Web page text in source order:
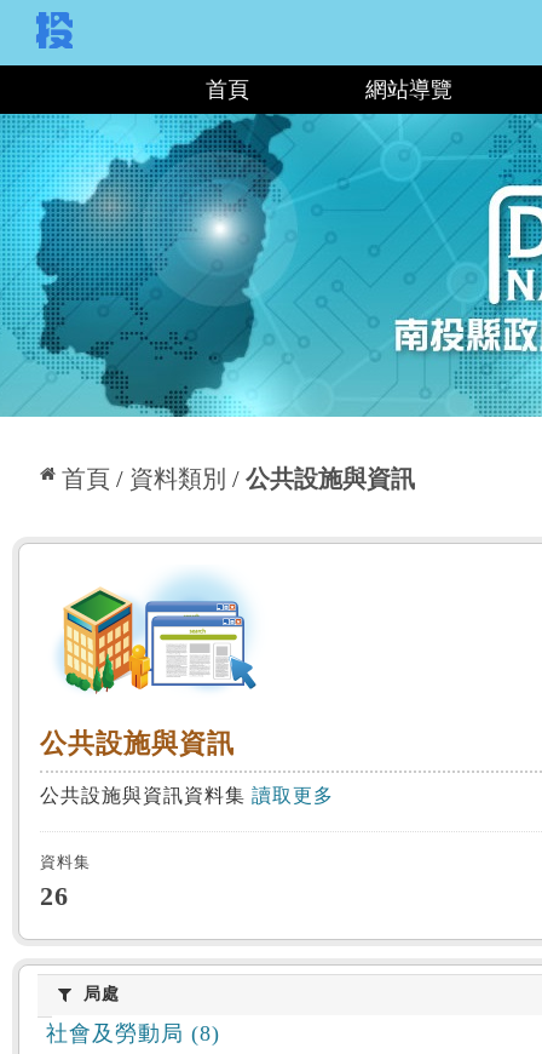
首頁 網站導覽
首頁 資料類別 公共設施與資訊
:::
公共設施與資訊
公共設施與資訊
公共設施與資訊資料集 讀取更多
資料集
26
局處局處
社會及勞動局 (8)